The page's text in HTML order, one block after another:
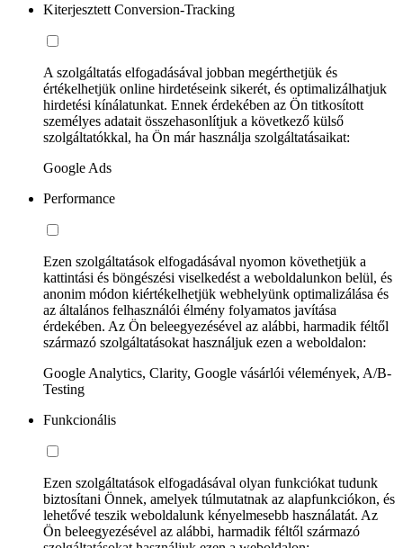
Kiterjesztett Conversion-Tracking
A szolgáltatás elfogadásával jobban megérthetjük és
értékelhetjük online hirdetéseink sikerét, és optimalizálhatjuk
hirdetési kínálatunkat. Ennek érdekében az Ön titkosított
személyes adatait összehasonlítjuk a következő külső
szolgáltatókkal, ha Ön már használja szolgáltatásaikat:
Google Ads
Performance
Ezen szolgáltatások elfogadásával nyomon követhetjük a
kattintási és böngészési viselkedést a weboldalunkon belül, és
anonim módon kiértékelhetjük webhelyünk optimalizálása és
az általános felhasználói élmény folyamatos javítása
érdekében. Az Ön beleegyezésével az alábbi, harmadik féltől
származó szolgáltatásokat használjuk ezen a weboldalon:
Google Analytics, Clarity, Google vásárlói vélemények, A/B-
Testing
Funkcionális
Ezen szolgáltatások elfogadásával olyan funkciókat tudunk
biztosítani Önnek, amelyek túlmutatnak az alapfunkciókon, és
lehetővé teszik weboldalunk kényelmesebb használatát. Az
Ön beleegyezésével az alábbi, harmadik féltől származó